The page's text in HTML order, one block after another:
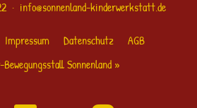
· info@sonnenland-kinderwerkstatt.de
Impressum Datenschutz
AGB
Sonnenland »